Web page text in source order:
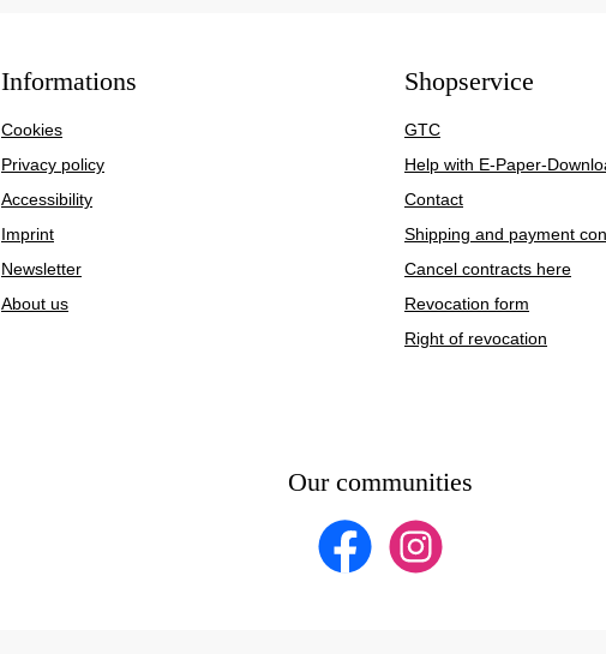
Informations
Cookies
Privacy policy
Accessibility
Imprint
Newsletter
About us
Shopservice
GTC
Help with E-Paper-
Contact
Shipping and payment
Cancel contracts here
Revocation form
Right of revocation
Our communities
Facebook Instagram